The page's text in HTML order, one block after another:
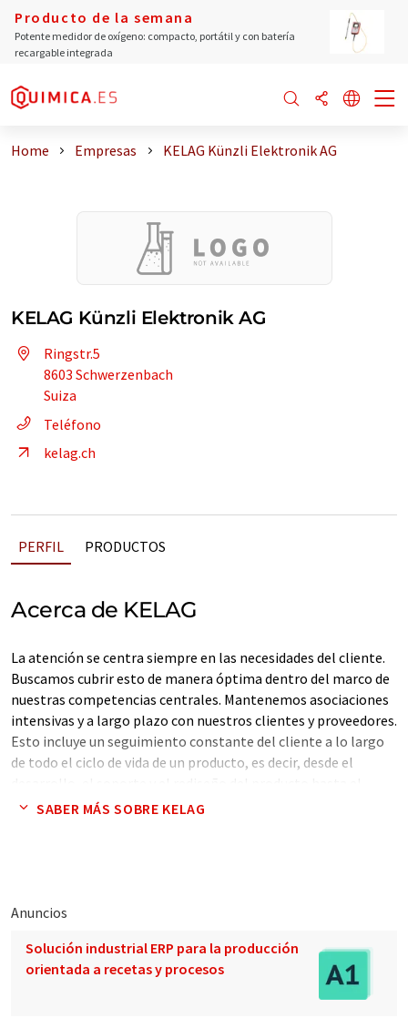
Producto de la semana
Potente medidor de oxígeno: compacto, portátil y con batería
recargable integrada
Home Empresas KELAG Künzli Elektronik AG
KELAG Künzli Elektronik AG
Ringstr.5
8603 Schwerzenbach
Suiza
Teléfono
kelag.ch
PERFIL PRODUCTOS
Acerca de KELAG
La atención se centra siempre en las necesidades del cliente.
Buscamos cubrir esto de manera óptima dentro del marco de
nuestras competencias centrales. Mantenemos asociaciones
intensivas y a largo plazo con nuestros clientes y proveedores.
Esto incluye un seguimiento constante del cliente a lo largo
de todo el ciclo de vida de un producto, es decir, desde el
mantenimiento y la entrega de piezas de repuesto.
SABER MÁS SOBRE KELAG
Anuncios
Solución industrial ERP para la producción
orientada a recetas y procesos